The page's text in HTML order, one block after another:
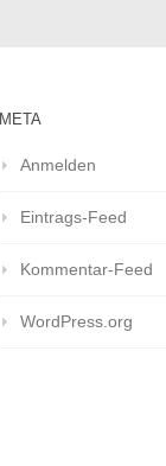
META
Anmelden
Eintrags-Feed
Kommentar-Feed
WordPress.org